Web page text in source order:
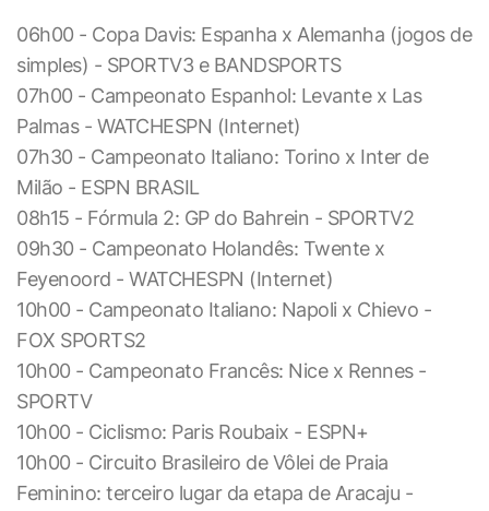
06h00 - Copa Davis: Espanha x Alemanha (jogos de
simples) - SPORTV3 e BANDSPORTS
07h00 - Campeonato Espanhol: Levante x Las
Palmas - WATCHESPN (Internet)
07h30 - Campeonato Italiano: Torino x Inter de
Milão - ESPN BRASIL
08h15 - Fórmula 2: GP do Bahrein - SPORTV2
09h30 - Campeonato Holandês: Twente x
Feyenoord - WATCHESPN (Internet)
10h00 - Campeonato Italiano: Napoli x Chievo -
FOX SPORTS2
10h00 - Campeonato Francês: Nice x Rennes -
SPORTV
10h00 - Ciclismo: Paris Roubaix - ESPN+
10h00 - Circuito Brasileiro de Vôlei de Praia
Feminino: terceiro lugar da etapa de Aracaju -